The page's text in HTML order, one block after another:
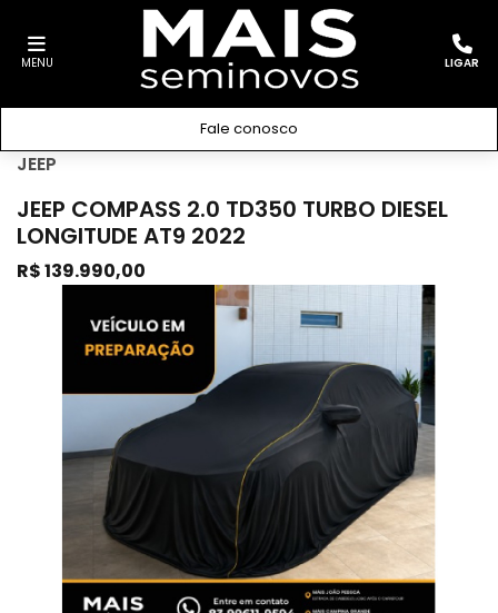
MENU LIGAR
Fale conosco
JEEP
JEEP COMPASS 2.0 TD350 TURBO DIESEL
LONGITUDE AT9 2022
R$ 139.990,00
Previous